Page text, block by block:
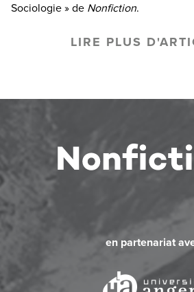
Sociologie » de Nonfiction.
LIRE PLUS
en partenariat